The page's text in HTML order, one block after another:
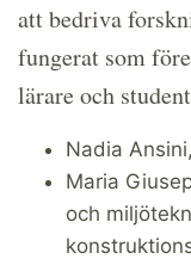
att bedriva
fungerat som
lärare och
Nadia
Maria
och